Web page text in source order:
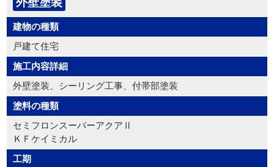
建物の種類
戸建て住宅
施工内容詳細
外壁塗装、シーリング工事、付帯部塗装
塗料の種類
セミフロンスーパーアクアⅡ
ＫＦケイミカル
工期